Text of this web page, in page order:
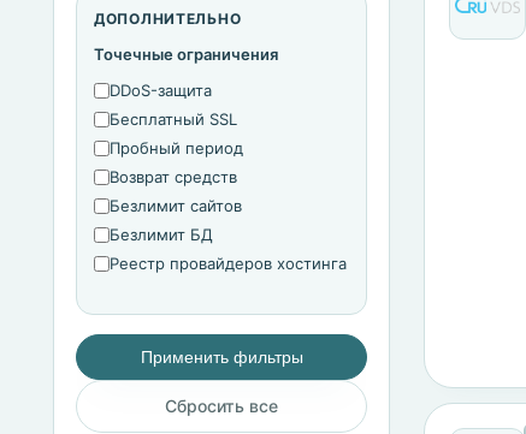
ДОПОЛНИТЕЛЬНО
Точечные ограничения
DDoS-защита
Бесплатный SSL
Пробный период
Возврат средств
Безлимит сайтов
Безлимит БД
Реестр провайдеров хостинга
Применить фильтры
Сбросить все